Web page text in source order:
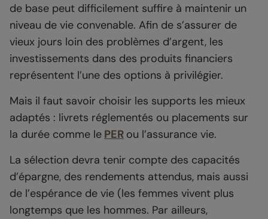
de base peut difficilement suffire à maintenir un
niveau de vie convenable. Afin de s’assurer de
vieux jours loin des problèmes d’argent, les
investissements dans des produits financiers
représentent l’une des options à privilégier.
Mais il faut savoir choisir les supports les mieux
adaptés : livrets réglementés ou placements sur
la durée comme le PER ou l’assurance vie.
La sélection devra tenir compte des capacités
d’épargne, des rendements attendus, mais aussi
de l’espérance de vie (les femmes vivent plus
longtemps que les hommes. Par ailleurs,